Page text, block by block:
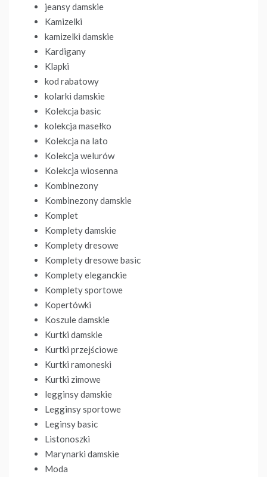
jeansy damskie
Kamizelki
kamizelki damskie
Kardigany
Klapki
kod rabatowy
kolarki damskie
Kolekcja basic
kolekcja masełko
Kolekcja na lato
Kolekcja welurów
Kolekcja wiosenna
Kombinezony
Kombinezony damskie
Komplet
Komplety damskie
Komplety dresowe
Komplety dresowe basic
Komplety eleganckie
Komplety sportowe
Kopertówki
Koszule damskie
Kurtki damskie
Kurtki przejściowe
Kurtki ramoneski
Kurtki zimowe
legginsy damskie
Legginsy sportowe
Leginsy basic
Listonoszki
Marynarki damskie
Moda